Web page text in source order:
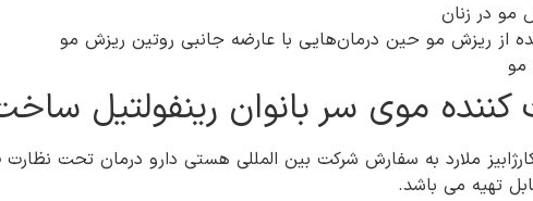
مو در زنان
از ریزش مو حین درمان‌هایی با عارضه جانبی روتین ریزش مو
مو
موی سر بانوان رینفولتیل
ملارد به سفارش شرکت بین المللی هستی دارو درمان تحت نظارت
تهیه می باشد.